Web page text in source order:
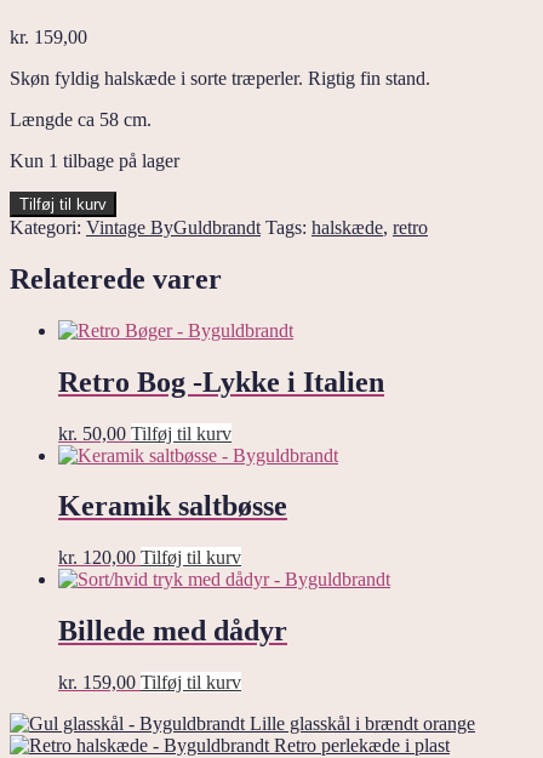
kr. 159,00
Skøn fyldig halskæde i sorte træperler. Rigtig fin stand.
Længde ca 58 cm.
Kun 1 tilbage på lager
Retro
Halskæde
træ
-
antal
Tilføj til kurv
Kategori: Vintage ByGuldbrandt Tags: halskæde, retro
Relaterede varer
Retro Bog -Lykke i Italien
kr. 50,00 Tilføj til kurv
Keramik saltbøsse
kr. 120,00 Tilføj til kurv
Billede med dådyr
kr. 159,00 Tilføj til kurv
Lille glasskål i brændt orange
Retro perlekæde i plast